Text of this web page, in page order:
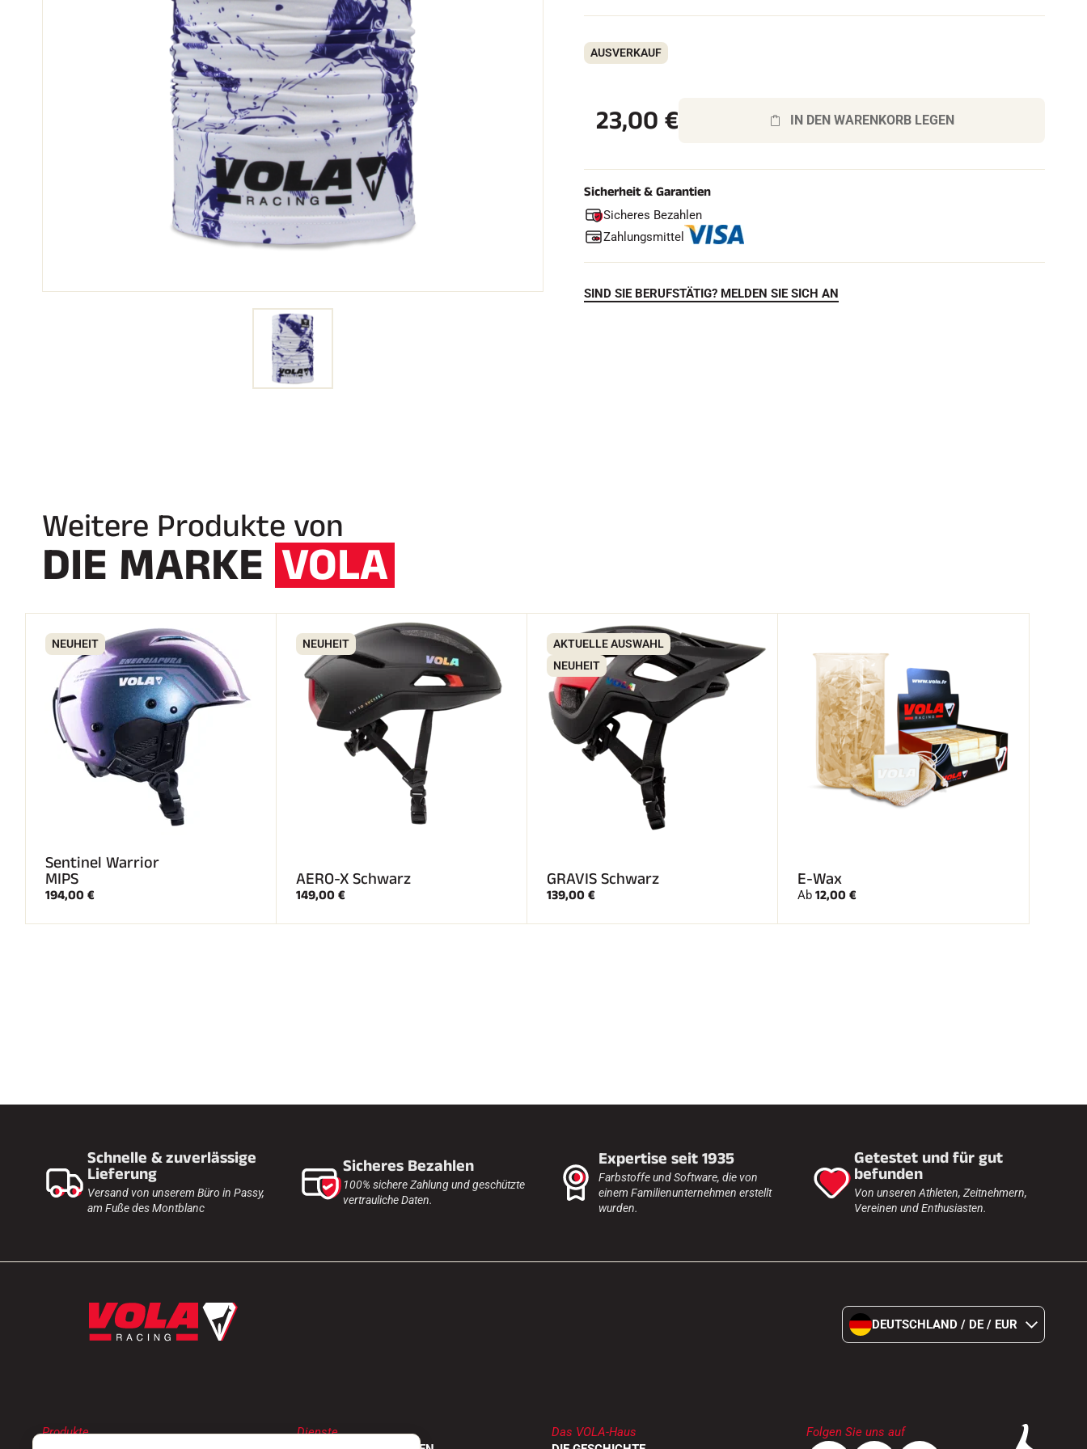
SKIRENNEN
SKIFAHREN IN
JEDEM
GELÄNDE SKILANGLAUF
AUSVERKAUF
23,00€ IN DEN WARENKORB LEGEN
Sicherheit & Garantien
Sicheres Bezahlen
Zahlungsmittel
SIND SIE BERUFSTÄTIG? MELDEN SIE SICH AN
Weitere Produkte von
DIE MARKE VOLA
NEUHEIT
Sentinel Warrior
MIPS
194,00 €
NEUHEIT
AERO-X Schwarz
149,00 €
AKTUELLE AUSWAHL
NEUHEIT
GRAVIS Schwarz
139,00 €
E-Wax
Ab 12,00 €
Schnelle & zuverlässige
Lieferung
Versand von unserem Büro in Passy,
am Fuße des Montblanc
Sicheres Bezahlen
100% sichere Zahlung und geschützte
vertrauliche Daten.
Expertise seit 1935
Farbstoffe und Software, die von
einem Familienunternehmen erstellt
wurden.
Getestet und für gut
befunden
Von unseren Athleten, Zeitnehmern,
Vereinen und Enthusiasten.
DEUTSCHLAND / DE / EUR
Produkte
Dienste
Das VOLA-Haus
Folgen Sie uns auf